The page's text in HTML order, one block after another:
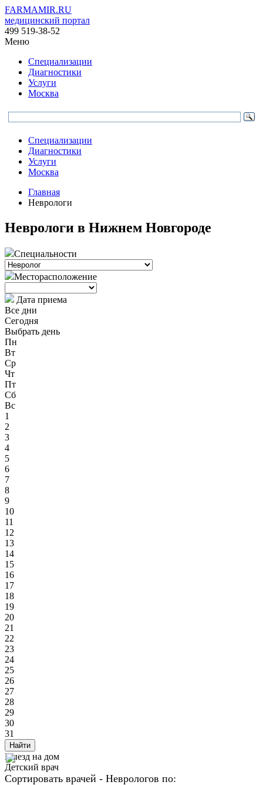
FARMAMIR.RU
медицинский портал
499 519-38-52
Меню
Специализации
Диагностики
Услуги
Москва
Специализации
Диагностики
Услуги
Москва
Главная
Неврологи
Неврологи в Нижнем Новгороде
Специальности
Месторасположение
Дата приема
Все дни
Сегодня
Выбрать день
Пн
Вт
Ср
Чт
Пт
Сб
Вс
1
2
3
4
5
6
7
8
9
10
11
12
13
14
15
16
17
18
19
20
21
22
23
24
25
26
27
28
29
30
31
Найти
Выезд на дом
Детский врач
Сортировать врачей - Неврологов по: